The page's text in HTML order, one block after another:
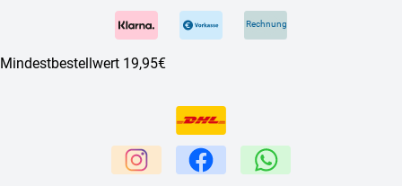
Rechnung
Mindestbestellwert 19,95€